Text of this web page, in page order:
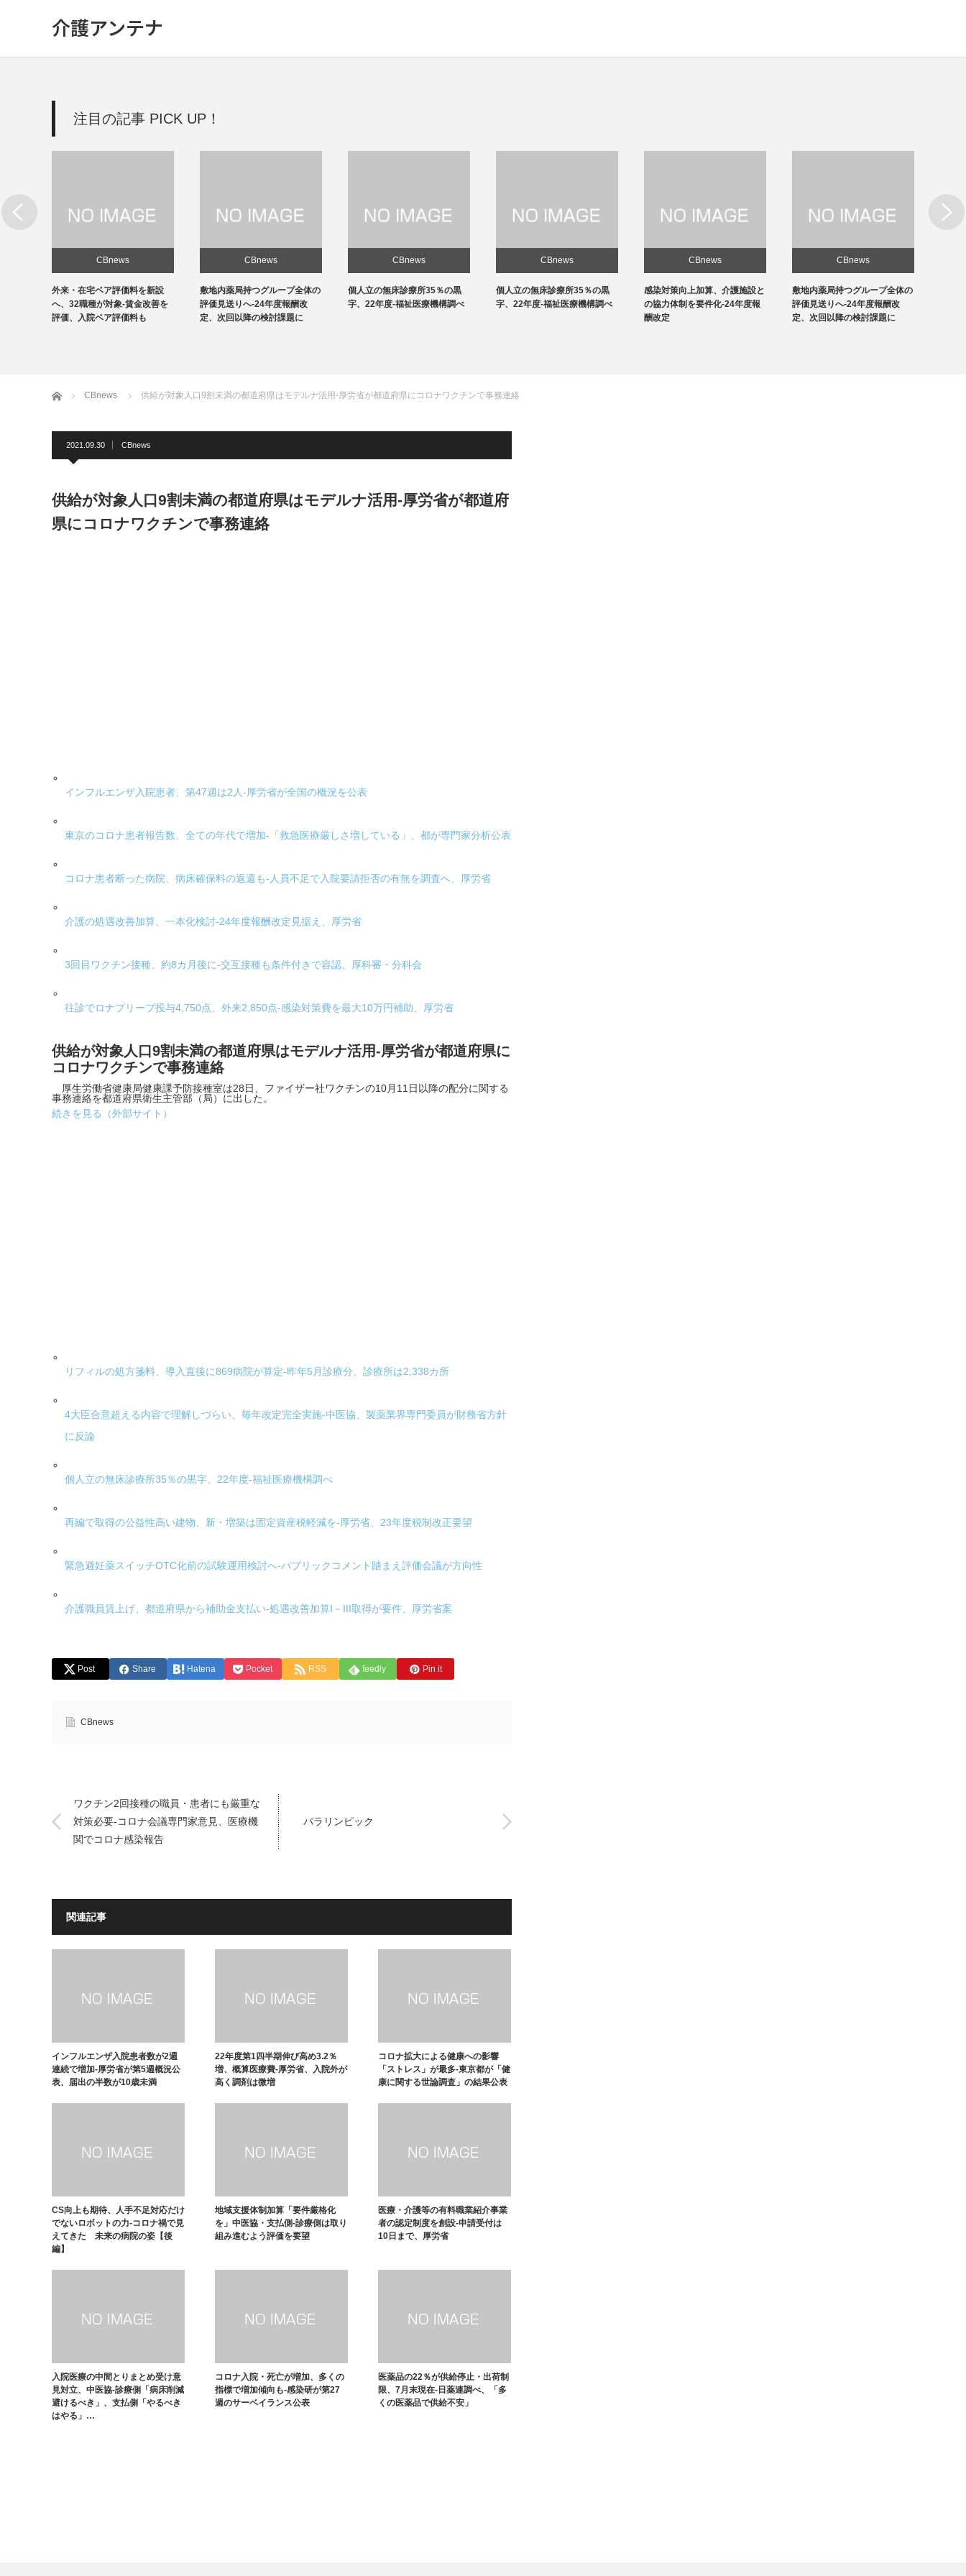
介護アンテナ
注目の記事 PICK UP！
CBnews
敷地内薬局持つグループ全体の
評価見送りへ-24年度報酬改
定、次回以降の検討課題に
CBnews
個人立の無床診療所35％の黒
字、22年度-福祉医療機構調べ
CBnews
個人立の無床診療所35％の黒
字、22年度-福祉医療機構調べ
CBnews
感染対策向上加算、介護施設と
の協力体制を要件化-24年度報
CBnews
敷地内薬局持つグループ全体の
評価見送りへ-24年度報酬改
定、次回以降の検討課題に
CBnews
急性期1の在院日数、支払側
「14日以内」主張-診療側「分
化の前につぶれる」、公益裁定
Next
ホーム CBnews 供給が対象人口9割未満の都道府県はモデルナ活用-厚労省が都道府県にコロナワクチンで事務連絡
2021.09.30 CBnews
供給が対象人口9割未満の都道府県はモデルナ活用-厚労省が都道府
県にコロナワクチンで事務連絡
インフルエンザ入院患者、第47週は2人-厚労省が全国の概況を公表
東京のコロナ患者報告数、全ての年代で増加-「救急医療厳しさ増している」、都が専門家分析公表
コロナ患者断った病院、病床確保料の返還も-人員不足で入院要請拒否の有無を調査へ、厚労省
介護の処遇改善加算、一本化検討-24年度報酬改定見据え、厚労省
3回目ワクチン接種、約8カ月後に-交互接種も条件付きで容認、厚科審・分科会
往診でロナプリーブ投与4,750点、外来2,850点-感染対策費を最大10万円補助、厚労省
供給が対象人口9割未満の都道府県はモデルナ活用-厚労省が都道府県に
コロナワクチンで事務連絡
厚生労働省健康局健康課予防接種室は28日、ファイザー社ワクチンの10月11日以降の配分に関する
事務連絡を都道府県衛生主管部（局）に出した。
続きを見る（外部サイト）
リフィルの処方箋料、導入直後に869病院が算定-昨年5月診療分、診療所は2,338カ所
4大臣合意超える内容で理解しづらい、毎年改定完全実施-中医協、製薬業界専門委員が財務省方針
に反論
個人立の無床診療所35％の黒字、22年度-福祉医療機構調べ
再編で取得の公益性高い建物、新・増築は固定資産税軽減を-厚労省、23年度税制改正要望
緊急避妊薬スイッチOTC化前の試験運用検討へ-パブリックコメント踏まえ評価会議が方向性
介護職員賃上げ、都道府県から補助金支払い-処遇改善加算I－III取得が要件、厚労省案
Post Share Hatena Pocket RSS feedly Pin it
CBnews
ワクチン2回接種の職員・患者にも厳重な
対策必要-コロナ会議専門家意見、医療機
関でコロナ感染報告
パラリンピック
関連記事
インフルエンザ入院患者数が2週
連続で増加-厚労省が第5週概況公
表、届出の半数が10歳未満
22年度第1四半期伸び高め3.2％
増、概算医療費-厚労省、入院外が
高く調剤は微増
コロナ拡大による健康への影響
「ストレス」が最多-東京都が「健
康に関する世論調査」の結果公表
CS向上も期待、人手不足対応だけ
でないロボットの力-コロナ禍で見
えてきた 未来の病院の姿【後
編】
地域支援体制加算「要件厳格化
を」中医協・支払側-診療側は取り
組み進むよう評価を要望
医療・介護等の有料職業紹介事業
者の認定制度を創設-申請受付は
10日まで、厚労省
入院医療の中間とりまとめ受け意
見対立、中医協-診療側「病床削減
避けるべき」、支払側「やるべき
はやる」…
コロナ入院・死亡が増加、多くの
指標で増加傾向も-感染研が第27
週のサーベイランス公表
医薬品の22％が供給停止・出荷制
限、7月末現在-日薬連調べ、「多
くの医薬品で供給不安」